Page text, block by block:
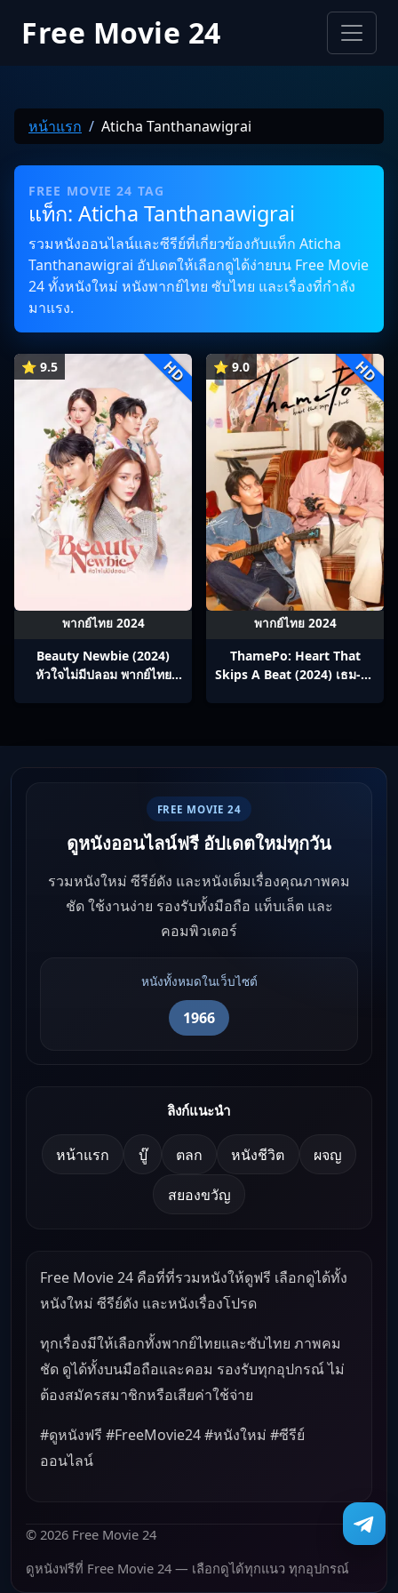
Free Movie 24
หน้าแรก Aticha Tanthanawigrai
FREE MOVIE 24 TAG
แท็ก: Aticha Tanthanawigrai
รวมหนังออนไลน์และซีรีย์ที่เกี่ยวข้องกับแท็ก Aticha
Tanthanawigrai อัปเดตให้เลือกดูได้ง่ายบน Free Movie
24 ทั้งหนังใหม่ หนังพากย์ไทย ซับไทย และเรื่องที่กำลัง
มาแรง.
⭐ 9.5 HD
พากย์ไทย 2024
Beauty Newbie (2024)
หัวใจไม่มีปลอม พากย์ไทย
⭐ 9.0 HD
พากย์ไทย 2024
ThamePo: Heart That
Skips A Beat (2024) เธม-โป้
FREE MOVIE 24
ดูหนังออนไลน์ฟรี อัปเดตใหม่ทุกวัน
รวมหนังใหม่ ซีรีย์ดัง และหนังเต็มเรื่องคุณภาพคม
ชัด ใช้งานง่าย รองรับทั้งมือถือ แท็บเล็ต และ
คอมพิวเตอร์
หนังทั้งหมดในเว็บไซต์
1966
ลิงก์แนะนำ
หน้าแรก บู๊ ตลก หนังชีวิต ผจญ
สยองขวัญ
Free Movie 24 คือที่ที่รวมหนังให้ดูฟรี เลือกดูได้ทั้ง
หนังใหม่ ซีรีย์ดัง และหนังเรื่องโปรด
ทุกเรื่องมีให้เลือกทั้งพากย์ไทยและซับไทย ภาพคม
ชัด ดูได้ทั้งบนมือถือและคอม รองรับทุกอุปกรณ์ ไม่
ต้องสมัครสมาชิกหรือเสียค่าใช้จ่าย
#ดูหนังฟรี #FreeMovie24 #หนังใหม่ #ซีรีย์
ออนไลน์
© 2026 Free Movie 24
ดูหนังฟรีที่ Free Movie 24 — เลือกดูได้ทุกแนว ทุกอุปกรณ์